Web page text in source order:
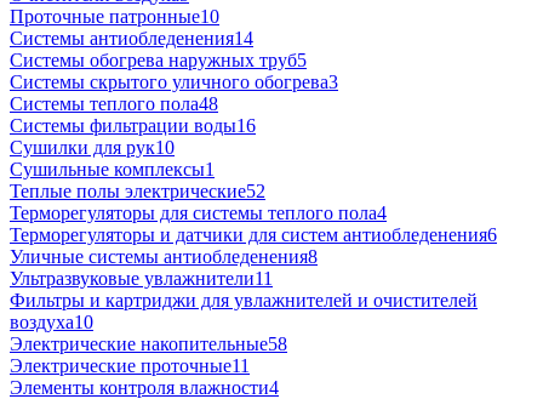
Проточные патронные10
Системы антиобледенения14
Системы обогрева наружных труб5
Системы скрытого уличного обогрева3
Системы теплого пола48
Системы фильтрации воды16
Сушилки для рук10
Сушильные комплексы1
Теплые полы электрические52
Терморегуляторы для системы теплого пола4
Терморегуляторы и датчики для систем антиобледенения6
Уличные системы антиобледенения8
Ультразвуковые увлажнители11
Фильтры и картриджи для увлажнителей и очистителей
воздуха10
Электрические накопительные58
Электрические проточные11
Элементы контроля влажности4